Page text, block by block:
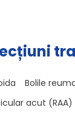
Bolile
acut (RAA)